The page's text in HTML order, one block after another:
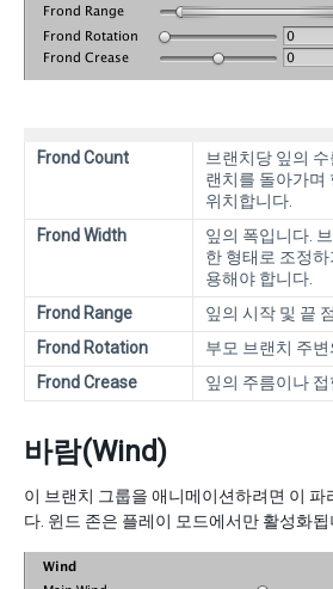
Frond Count
브랜치당 잎의
랜치를 돌아가며
위치합니다.
Frond Width
잎의 폭입니다.
한 형태로 조정
용해야 합니다.
Frond Range
잎의 시작 및 끝
Frond Rotation
부모 브랜치 주
Frond Crease
잎의 주름이나
바람(Wind)
이 브랜치 그룹을 애니메이션하려면 이 파
다. 윈드 존은 플레이 모드에서만 활성화됩